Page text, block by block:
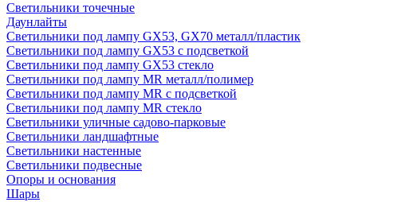
Светильники точечные
Даунлайты
Светильники под лампу GX53, GX70 металл/пластик
Светильники под лампу GX53 с подсветкой
Светильники под лампу GX53 стекло
Светильники под лампу MR металл/полимер
Светильники под лампу MR с подсветкой
Светильники под лампу MR стекло
Светильники уличные садово-парковые
Светильники ландшафтные
Светильники настенные
Светильники подвесные
Опоры и основания
Шары